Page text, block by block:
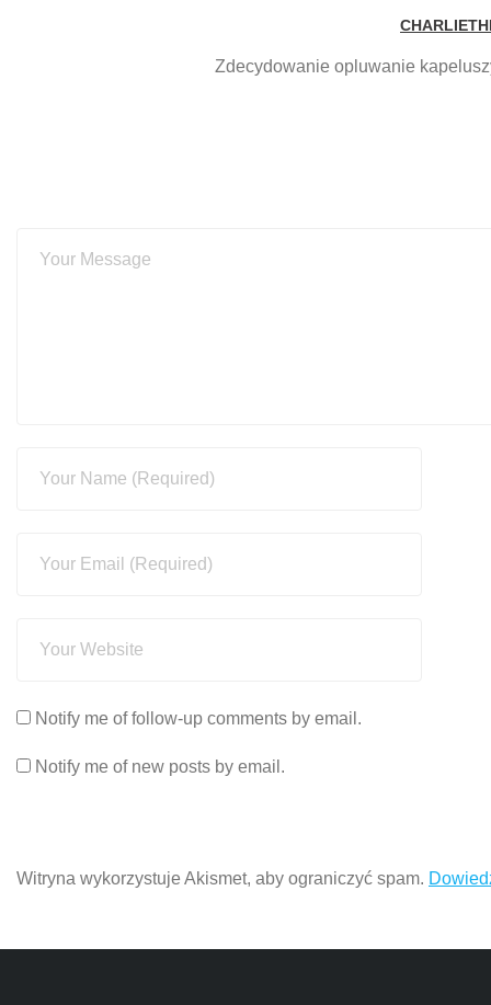
Zdecydowanie opluwanie
Notify me of follow-up comments by email.
Notify me of new posts by email.
Witryna wykorzystuje Akismet, aby ograniczyć spam.